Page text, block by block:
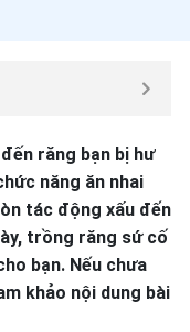
răng bạn bị hư
năng ăn nhai
tác động xấu đến
trồng răng sứ cố
bạn. Nếu chưa
khảo nội dung bài